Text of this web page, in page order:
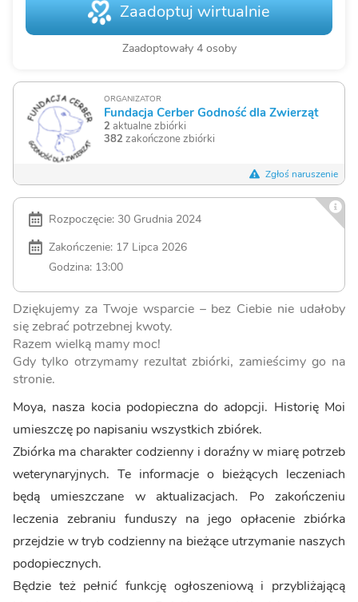
Zaadoptuj wirtualnie
Zaadoptowały 4 osoby
ORGANIZATOR
Fundacja Cerber Godność dla Zwierząt
2 aktualne zbiórki
382 zakończone zbiórki
Zgłoś naruszenie
Rozpoczęcie: 30 Grudnia 2024
Zakończenie: 17 Lipca 2026
Godzina: 13:00
Dziękujemy za Twoje wsparcie – bez Ciebie nie udałoby
się zebrać potrzebnej kwoty.
Razem wielką mamy moc!
Gdy tylko otrzymamy rezultat zbiórki, zamieścimy go na
stronie.
Moya, nasza kocia podopieczna do adopcji. Historię Moi
umieszczę po napisaniu wszystkich zbiórek.
Zbiórka ma charakter codzienny i doraźny w miarę potrzeb
weterynaryjnych. Te informacje o bieżących leczeniach
będą umieszczane w aktualizacjach. Po zakończeniu
leczenia zebraniu funduszy na jego opłacenie zbiórka
przejdzie w tryb codzienny na bieżące utrzymanie naszych
podopiecznych.
Będzie też pełnić funkcję ogłoszeniową i przybliżającą